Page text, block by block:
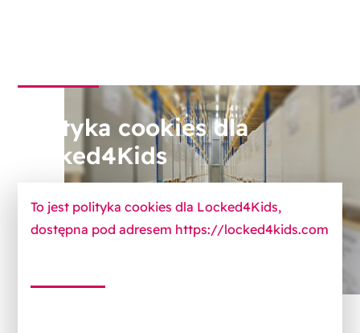
Polityka cookies dla
Locked4Kids
To jest polityka cookies dla Locked4Kids,
dostępna pod adresem https://locked4kids.com